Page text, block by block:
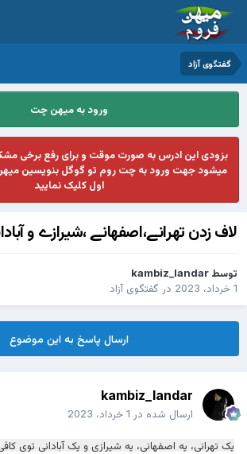
گفتگوی آزاد
ورود به میهن چت
بزودی این ادرس به صورت موقت و برای رفع برخی
میشود جهت ورود به چت روم تو گوگل بنویسین
اول کلیک نمایید
لاف زدن تهرانے،اصفهانے ،شیرازے و
توسط kambiz_landar
در گفتگوی آزاد
ارسال پاسخ به این موضوع
kambiz_landar
ارسال شده در
یک تهرانی، یه اصفهانی، یه شیرازی و یک آبادانی توی